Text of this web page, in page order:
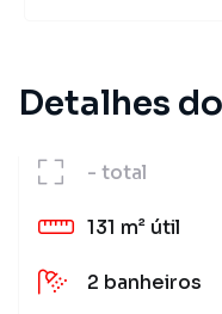
Detalhes
- total
131 m² útil
2 banheiros